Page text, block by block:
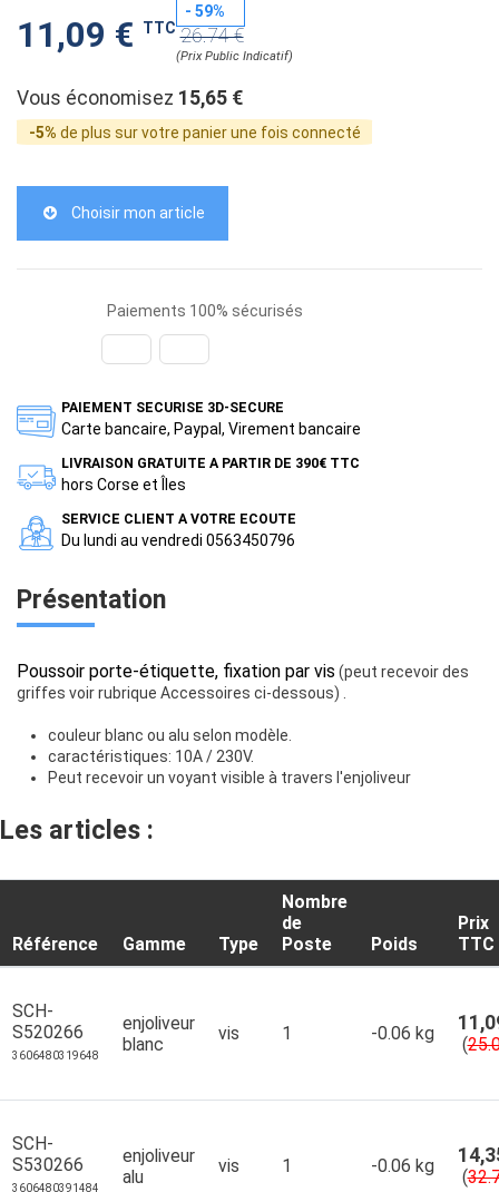
11,09 € TTC
- 59%
26.74 €
(Prix Public Indicatif)
Vous économisez 15,65 €
-5% de plus sur votre panier une fois connecté
Choisir mon article
Paiements 100% sécurisés
PAIEMENT SECURISE 3D-SECURE
Carte bancaire, Paypal, Virement bancaire
LIVRAISON GRATUITE A PARTIR DE 390€ TTC
hors Corse et Îles
SERVICE CLIENT A VOTRE ECOUTE
Du lundi au vendredi 0563450796
Présentation
Poussoir porte-étiquette, fixation par vis (peut recevoir des
griffes voir rubrique Accessoires ci-dessous) .
couleur blanc ou alu selon modèle.
caractéristiques: 10A / 230V.
Peut recevoir un voyant visible à travers l'enjoliveur
Les articles :
Référence Gamme Type
Nombre
de
Poste
Poids
Prix
TTC
SCH-
S520266
3606480319648
enjoliveur
blanc
vis 1 -0.06 kg
(
SCH-
S530266
3606480391484
enjoliveur
alu
vis 1 -0.06 kg
(